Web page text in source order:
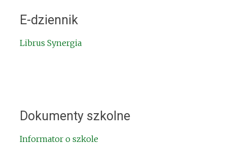
E-dziennik
Librus Synergia
Dokumenty szkolne
Informator o szkole